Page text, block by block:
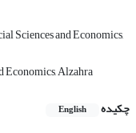
Sciences and Economics,
Economics, Alzahra
چکیده
English